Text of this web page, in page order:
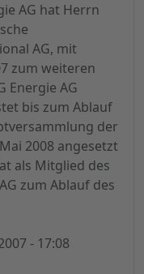
AG hat Herrn
AG, mit
zum weiteren
Energie AG
bis zum Ablauf
der
2008 angesetzt
als Mitglied des
zum Ablauf des
- 17:08